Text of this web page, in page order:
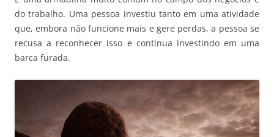
do trabalho. Uma pessoa investiu tanto em uma atividade
que, embora não funcione mais e gere perdas, a pessoa se
recusa a reconhecer isso e continua investindo em uma
barca furada.